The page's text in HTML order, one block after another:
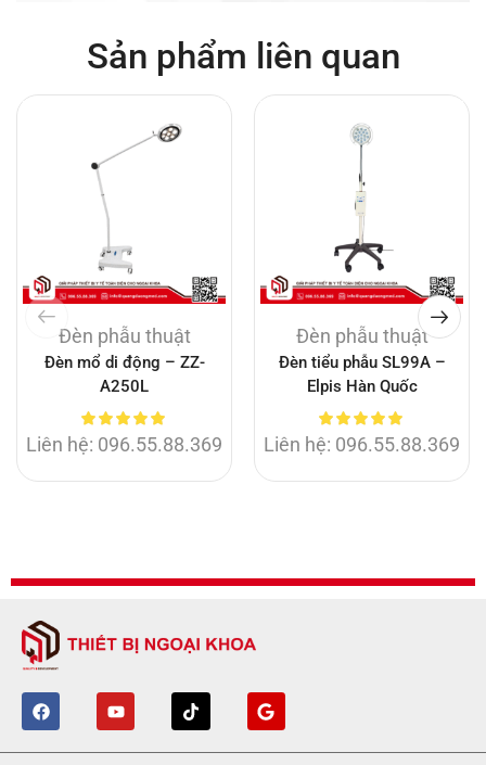
Sản phẩm liên quan
Đèn phẫu thuật
Đèn mổ di động – ZZ-
A250L
Liên hệ: 096.55.88.369
Đèn phẫu thuật
Đèn tiểu phẫu SL99A –
Elpis Hàn Quốc
Liên hệ: 096.55.88.369